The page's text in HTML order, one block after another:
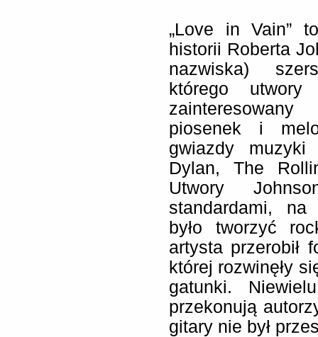
„Love in Vain”
historii Roberta
nazwiska)
którego
piosenek i
gwiazdy
Dylan, The
Utwory
standardami, na
było tworzyć
artysta przerobił
której rozwinęły
gatunki.
przekonują
gitary nie był